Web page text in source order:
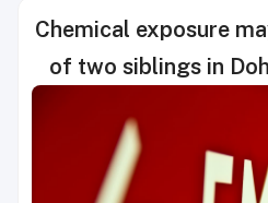
Chemical exposure
of two siblings in